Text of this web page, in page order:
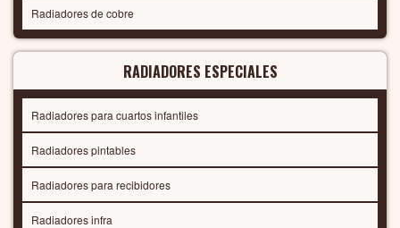
Radiadores de cobre
RADIADORES ESPECIALES
Radiadores para cuartos infantiles
Radiadores pintables
Radiadores para recibidores
Radiadores infra